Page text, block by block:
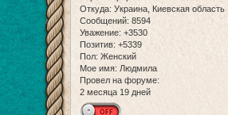
Откуда: Украина, Киевская область
Сообщений: 8594
Уважение: +3530
Позитив: +5339
Пол: Женский
Мое имя: Людмила
Провел на форуме:
2 месяца 19 дней